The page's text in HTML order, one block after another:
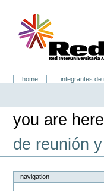
content.
Portal RedIAB
Sectionshome integrantes de
you are
de reunión
navigation